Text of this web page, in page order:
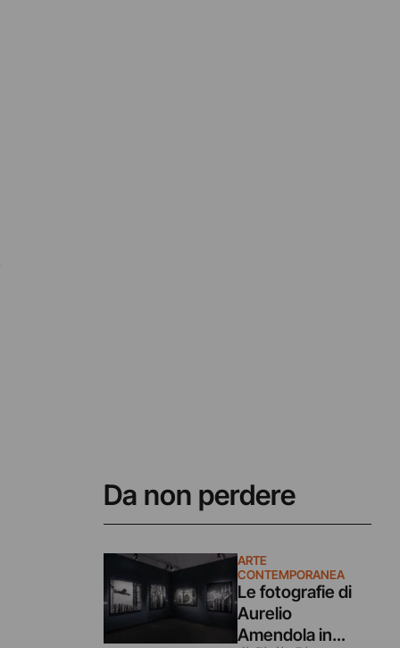
Da non perdere
ARTE
CONTEMPORANEA
Le fotografie di
Aurelio
Amendola in